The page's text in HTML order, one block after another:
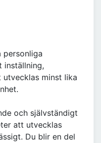
inställning,
utvecklas minst lika
och självständigt
att utvecklas
Du blir en del